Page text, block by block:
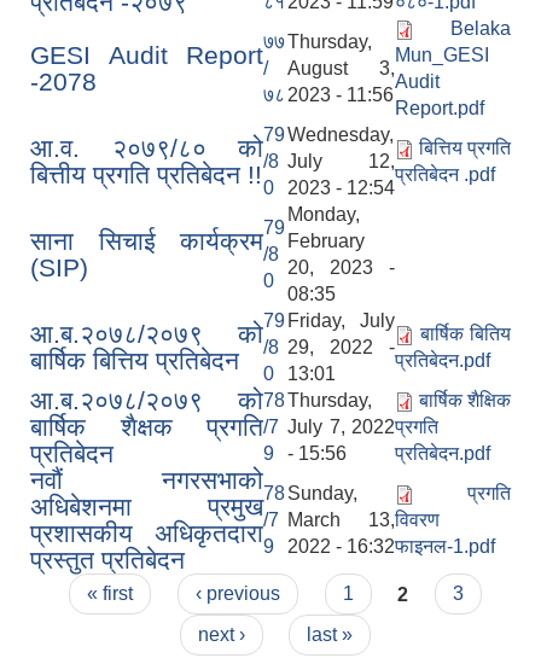
GESI Audit Report
-2078
७७
/
७८
Thursday,
August 3,
2023 - 11:56
Belaka
Mun_GESI
Audit
Report.pdf
आ.व. २०७९/८० को
बित्तीय प्रगति प्रतिबेदन !!
79
/8
0
Wednesday,
July 12,
2023 - 12:54
बित्तिय प्रगति
प्रतिबेदन .pdf
साना सिचाई कार्यक्रम
(SIP)
79
/8
0
Monday,
February
20, 2023 -
08:35
आ.ब.२०७८/२०७९ को
बार्षिक बित्तिय प्रतिबेदन
79
/8
0
Friday, July
29, 2022 -
13:01
बार्षिक बितिय
प्रतिबेदन.pdf
आ.ब.२०७८/२०७९ को
बार्षिक शैक्षक प्रगति
प्रतिबेदन
78
/7
9
Thursday,
July 7, 2022
- 15:56
बार्षिक शैक्षिक
प्रगति
प्रतिबेदन.pdf
नवौं नगरसभाको
अधिबेशनमा प्रमुख
प्रशासकीय अधिकृतदारा
प्रस्तुत प्रतिबेदन
78
/7
9
Sunday,
March 13,
2022 - 16:32
प्रगति
विवरण
फाइनल-1.pdf
Pages
« first ‹ previous 1 2
3
next ›
last »